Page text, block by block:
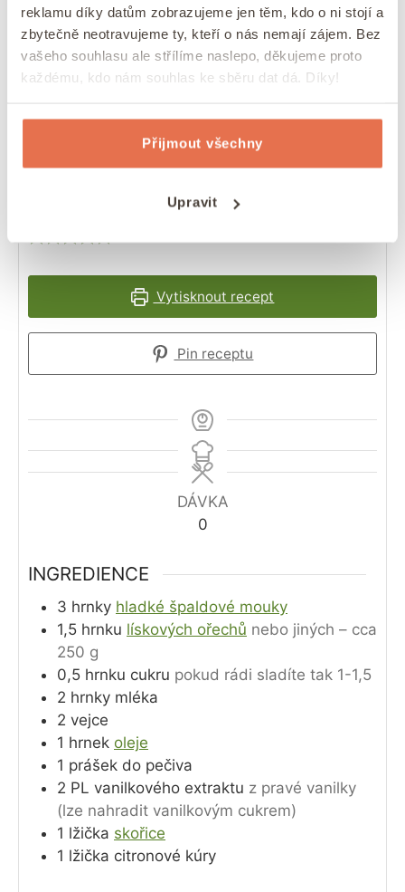
reklamu díky datům zobrazujeme jen těm, kdo o ni stojí a
zbytečně neotravujeme ty, kteří o nás nemají zájem. Bez
vašeho souhlasu ale střílíme naslepo, děkujeme proto
každému, kdo nám souhlas ke sběru dat dá. Díky!
Přijmout všechny
Upravit
Nejvláčnější hrníčková
ořechová bábovka
jednoduchá a rychlá.
Vytisknout recept
Pin receptu
DÁVKA
0
INGREDIENCE
3 hrnky hladké špaldové mouky
1,5 hrnku lískových ořechů nebo jiných – cca
250 g
0,5 hrnku cukru pokud rádi sladíte tak 1-1,5
2 hrnky mléka
2 vejce
1 hrnek oleje
1 prášek do pečiva
2 PL vanilkového extraktu z pravé vanilky
(lze nahradit vanilkovým cukrem)
1 lžička skořice
1 lžička citronové kúry